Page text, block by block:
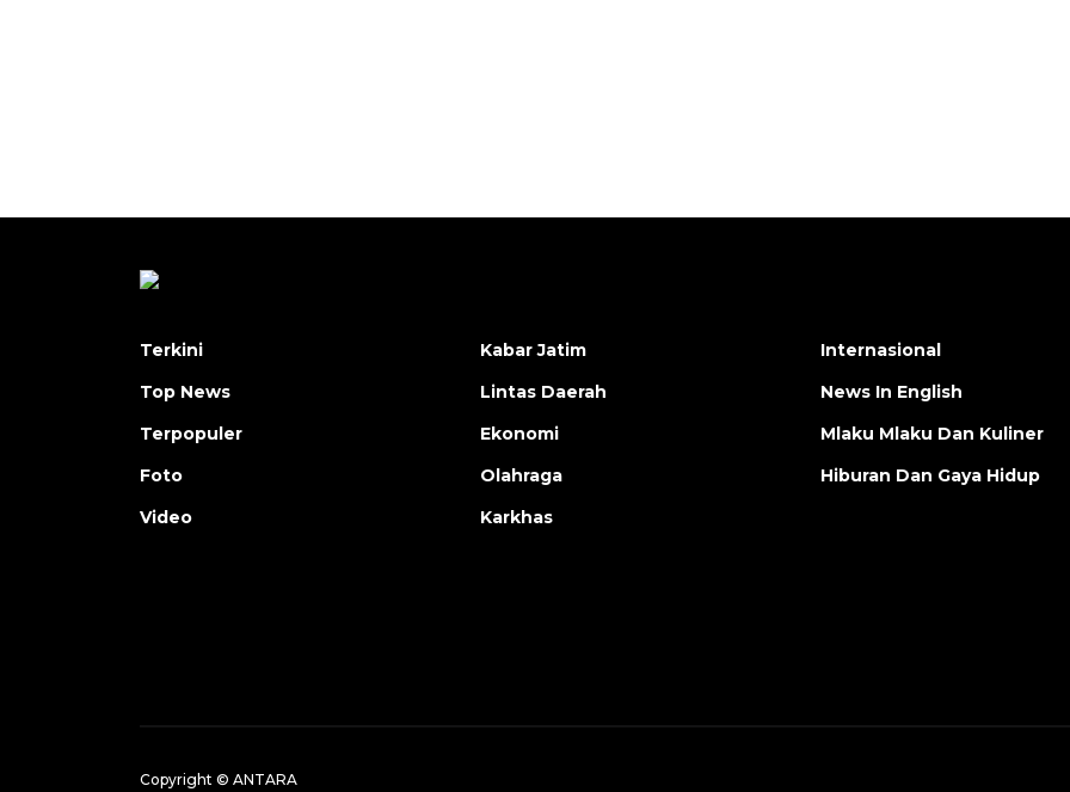
Terkini
Top News
Terpopuler
Foto
Video
Kabar Jatim
Lintas Daerah
Ekonomi
Olahraga
Karkhas
Internasional
News In English
Mlaku Mlaku Dan Kuliner
Hiburan Dan Gaya Hidup
Copyright © ANTARA